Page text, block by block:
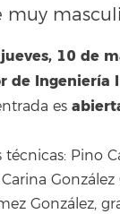
jueves, 10 de
de Ingeniería
es
Pino
González
González,